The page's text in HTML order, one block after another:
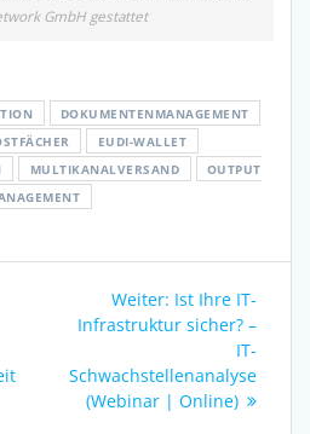
GmbH gestattet
DOKUMENTENMANAGEMENT
EUDI-WALLET
MULTIKANALVERSAND
OUTPUT
Weiter: Nächster
Beitrag:
Ist Ihre IT-
Infrastruktur sicher? –
IT-
Schwachstellenanalyse
(Webinar | Online)